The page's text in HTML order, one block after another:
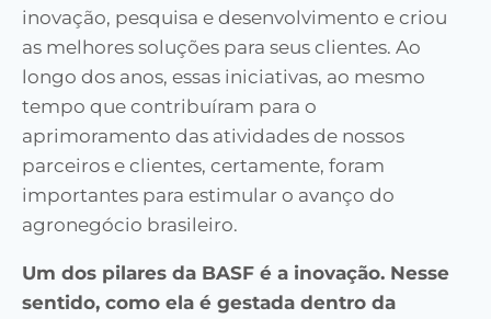
inovação, pesquisa e desenvolvimento e criou
as melhores soluções para seus clientes. Ao
longo dos anos, essas iniciativas, ao mesmo
tempo que contribuíram para o
aprimoramento das atividades de nossos
parceiros e clientes, certamente, foram
importantes para estimular o avanço do
agronegócio brasileiro.
Um dos pilares da BASF é a inovação. Nesse
sentido, como ela é gestada dentro da